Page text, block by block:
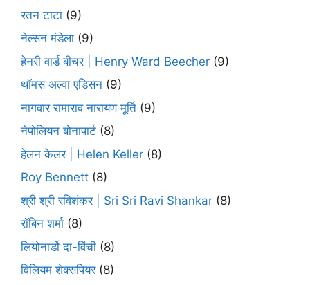
रतन टाटा (9)
नेल्सन मंडेला (9)
हेनरी वार्ड बीचर | Henry Ward Beecher (9)
थॉमस अल्वा एडिसन (9)
नागवार रामाराव नारायण मूर्ति (9)
नेपोलियन बोनापार्ट (8)
हेलन केलर | Helen Keller (8)
Roy Bennett (8)
श्री श्री रविशंकर | Sri Sri Ravi Shankar (8)
रॉबिन शर्मा (8)
लियोनार्डो दा-विंची (8)
विलियम शेक्सपियर(8)